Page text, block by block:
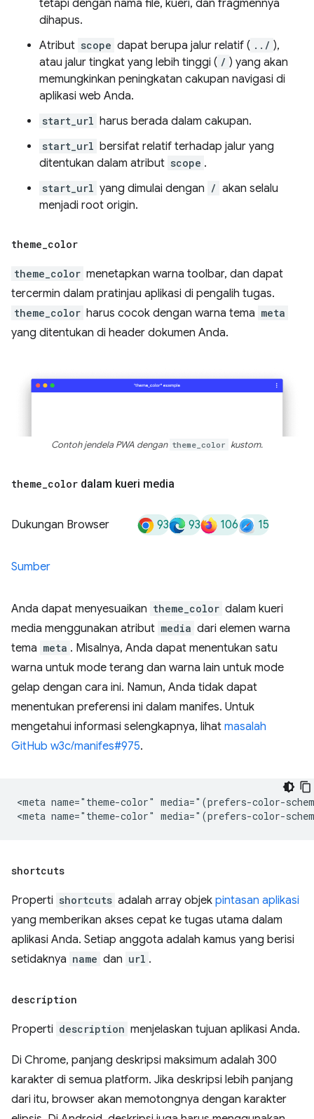
tetapi dengan nama file, kueri, dan fragmennya
dihapus.
Atribut scope dapat berupa jalur relatif ( ../ ),
atau jalur tingkat yang lebih tinggi ( / ) yang akan
memungkinkan peningkatan cakupan navigasi di
aplikasi web Anda.
start_url harus berada dalam cakupan.
start_url bersifat relatif terhadap jalur yang
ditentukan dalam atribut scope .
start_url yang dimulai dengan / akan selalu
menjadi root origin.
theme_color
theme_color menetapkan warna toolbar, dan dapat
tercermin dalam pratinjau aplikasi di pengalih tugas.
theme_color harus cocok dengan warna tema meta
yang ditentukan di header dokumen Anda.
Contoh jendela PWA dengan theme_color kustom.
theme_color dalam kueri media
Dukungan Browser 93 93 106 15
Sumber
Anda dapat menyesuaikan theme_color dalam kueri
media menggunakan atribut media dari elemen warna
tema meta . Misalnya, Anda dapat menentukan satu
warna untuk mode terang dan warna lain untuk mode
gelap dengan cara ini. Namun, Anda tidak dapat
menentukan preferensi ini dalam manifes. Untuk
mengetahui informasi selengkapnya, lihat masalah
GitHub w3c/manifes#975.
<meta name="theme-color" media="(prefers-color-
shortcuts
Properti shortcuts adalah array objek pintasan aplikasi
yang memberikan akses cepat ke tugas utama dalam
aplikasi Anda. Setiap anggota adalah kamus yang berisi
setidaknya name dan url .
description
Properti description menjelaskan tujuan aplikasi Anda.
Di Chrome, panjang deskripsi maksimum adalah 300
karakter di semua platform. Jika deskripsi lebih panjang
dari itu, browser akan memotongnya dengan karakter